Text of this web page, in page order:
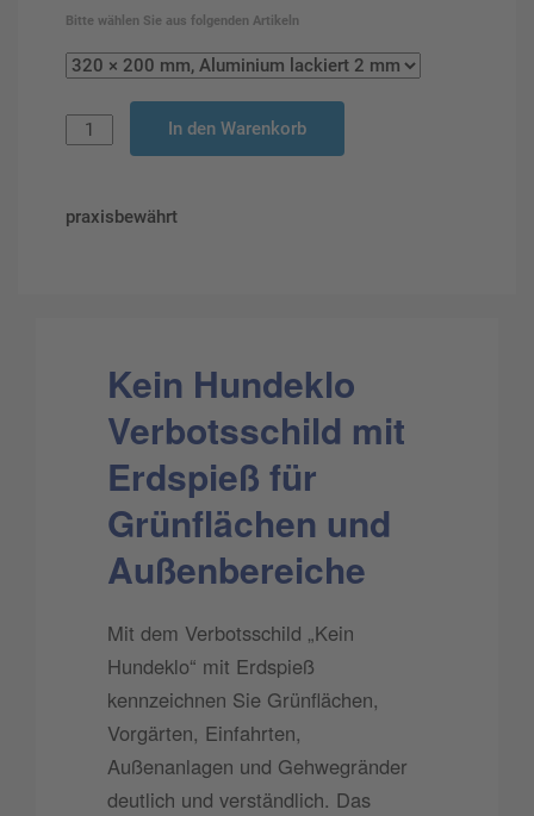
Bitte wählen Sie aus folgenden Artikeln
In den Warenkorb
praxisbewährt
Kein Hundeklo
Verbotsschild mit
Erdspieß für
Grünflächen und
Außenbereiche
Mit dem Verbotsschild „Kein
Hundeklo“ mit Erdspieß
kennzeichnen Sie Grünflächen,
Vorgärten, Einfahrten,
Außenanlagen und Gehwegränder
deutlich und verständlich. Das